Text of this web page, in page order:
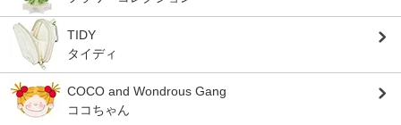
TIDY
タイディ
COCO and Wondrous Gang
ココちゃん